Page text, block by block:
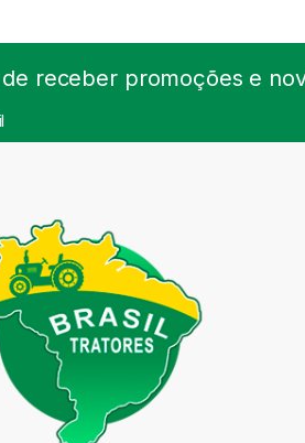
receber promoções e